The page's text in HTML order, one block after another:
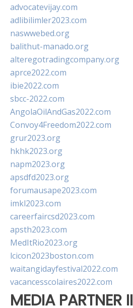
advocatevijay.com
adlibilimler2023.com
naswwebed.org
balithut-manado.org
alteregotradingcompany.org
aprce2022.com
ibie2022.com
sbcc-2022.com
AngolaOilAndGas2022.com
Convoy4Freedom2022.com
grur2023.org
hkhk2023.org
napm2023.org
apsdfd2023.org
forumausape2023.com
imkl2023.com
careerfaircsd2023.com
apsth2023.com
MedItRio2023.org
lcicon2023boston.com
waitangidayfestival2022.com
vacancesscolaires2022.com
MEDIA PARTNER II